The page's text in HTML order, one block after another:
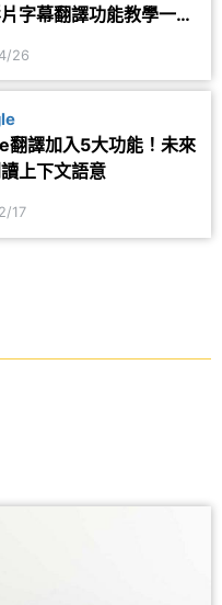
字幕翻譯功能教學一次
26
翻譯加入5大功能！未來
上下文語意
17